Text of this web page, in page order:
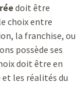
doit être
choix entre
la franchise, ou
possède ses
doit être en
les réalités du